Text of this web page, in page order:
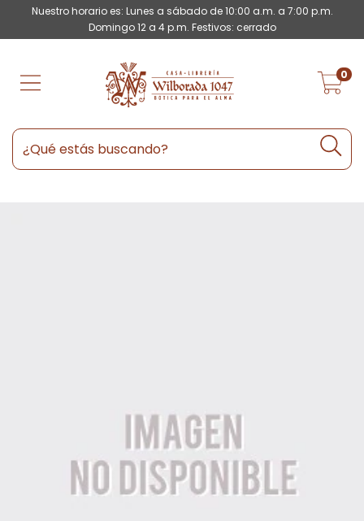
Nuestro horario es: Lunes a sábado de 10:00 a.m. a 7:00 p.m.
Domingo 12 a 4 p.m. Festivos: cerrado
0